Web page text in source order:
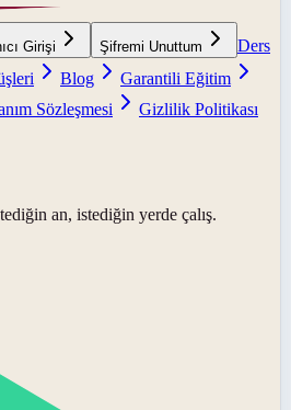
Girişi Şifremi Unuttum
Ders
Blog
Garantili Eğitim
Sözleşmesi
Gizlilik Politikası
an, istediğin yerde çalış.